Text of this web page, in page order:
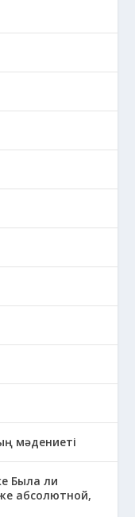
мәдениеті
Была ли
абсолютной,